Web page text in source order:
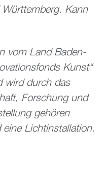
Kann
vom Land Baden-
Kunst“
wird durch das
Forschung und
gehören
Lichtinstallation.